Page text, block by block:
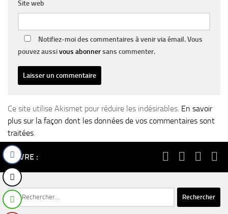
Site web
Notifiez-moi des commentaires à venir via émail. Vous
pouvez aussivous abonnersans commenter.
Ce site utilise Akismet pour réduire les indésirables. En savoir
plus sur la façon dont les données de vos commentaires sont
traitées.
SUIVRE :
Rechercher :